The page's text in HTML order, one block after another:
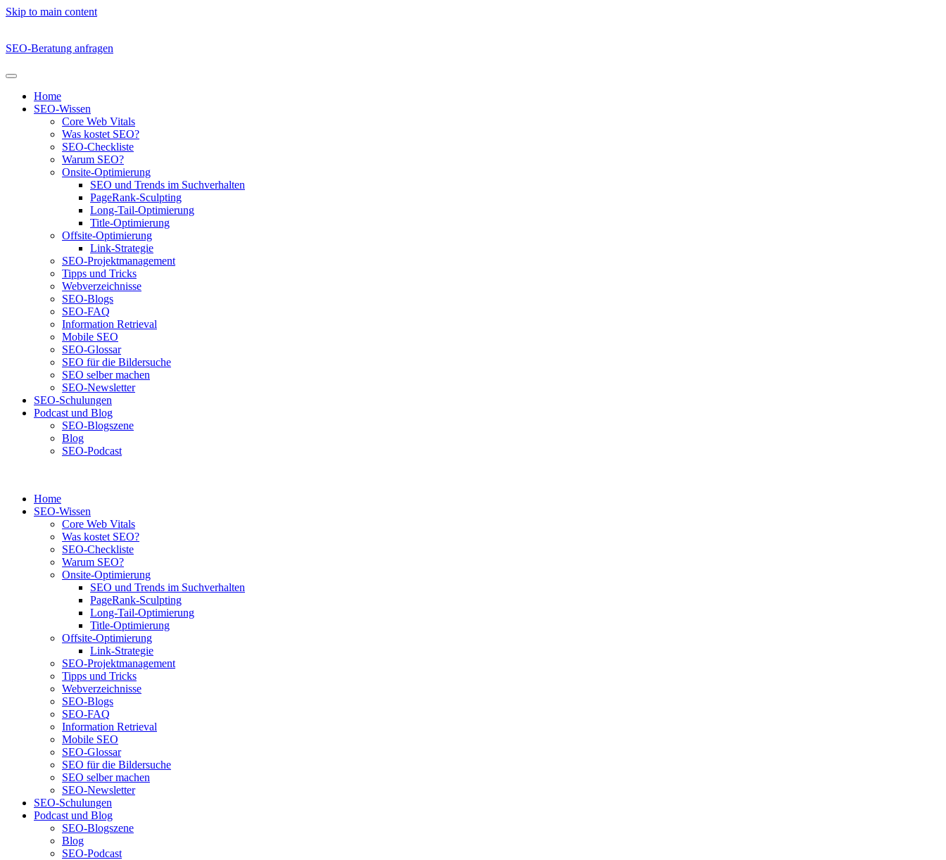
Skip to main content
SEO-Beratung anfragen
Home
SEO-Wissen
Core Web Vitals
Was kostet SEO?
SEO-Checkliste
Warum SEO?
Onsite-Optimierung
SEO und Trends im Suchverhalten
PageRank-Sculpting
Long-Tail-Optimierung
Title-Optimierung
Offsite-Optimierung
Link-Strategie
SEO-Projektmanagement
Tipps und Tricks
Webverzeichnisse
SEO-Blogs
SEO-FAQ
Information Retrieval
Mobile SEO
SEO-Glossar
SEO für die Bildersuche
SEO selber machen
SEO-Newsletter
SEO-Schulungen
Podcast und Blog
SEO-Blogszene
Blog
SEO-Podcast
Home
SEO-Wissen
Core Web Vitals
Was kostet SEO?
SEO-Checkliste
Warum SEO?
Onsite-Optimierung
SEO und Trends im Suchverhalten
PageRank-Sculpting
Long-Tail-Optimierung
Title-Optimierung
Offsite-Optimierung
Link-Strategie
SEO-Projektmanagement
Tipps und Tricks
Webverzeichnisse
SEO-Blogs
SEO-FAQ
Information Retrieval
Mobile SEO
SEO-Glossar
SEO für die Bildersuche
SEO selber machen
SEO-Newsletter
SEO-Schulungen
Podcast und Blog
SEO-Blogszene
Blog
SEO-Podcast